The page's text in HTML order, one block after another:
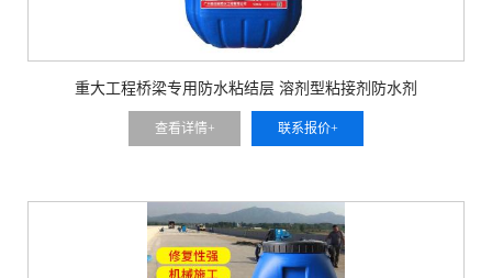
重大工程桥梁专用防水粘结层 溶剂型粘接剂防水剂
查看详情+ 联系报价+